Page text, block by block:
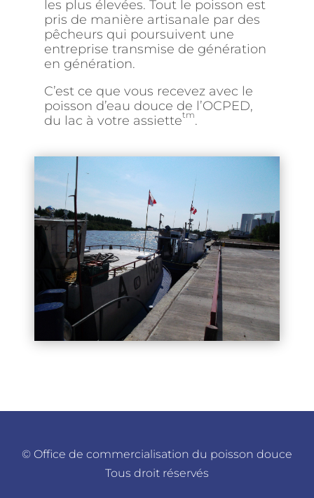
les plus élevées. Tout le poisson est
pris de manière artisanale par des
pêcheurs qui poursuivent une
entreprise transmise de génération
en génération.
C’est ce que vous recevez avec le
poisson d’eau douce de l’OCPED,
du lac à votre assiettetm.
© Office de commercialisation du poisson douce
Tous droit réservés